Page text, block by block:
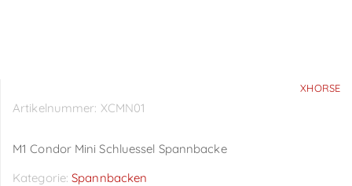
XHORSE
Artikelnummer: XCMN01
M1 Condor Mini Schluessel Spannbacke
Kategorie:Spannbacken